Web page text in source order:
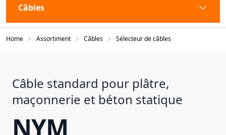
Câbles
Home Assortiment Câbles Sélecteur de câbles
Câble standard pour plâtre,
maçonnerie et béton statique
NYM